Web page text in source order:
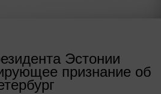
Эстонии
признание об